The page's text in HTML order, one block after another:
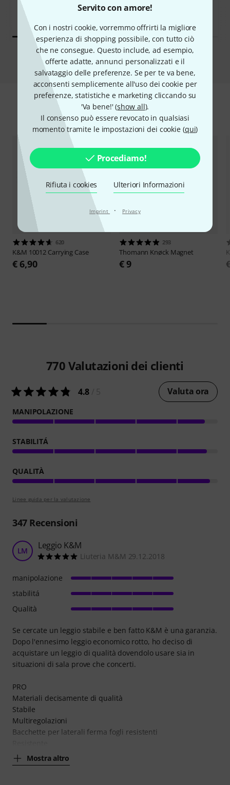
Servito con amore!
Con i nostri cookie, vorremmo offrirti la migliore
esperienza di shopping possibile, con tutto ciò
che ne consegue. Questo include, ad esempio,
offerte adatte, annunci personalizzati e il
salvataggio delle preferenze. Se per te va bene,
acconsenti semplicemente all'uso dei cookie per
preferenze, statistiche e marketing cliccando su
'Va bene!' (show all).
Il consenso può essere revocato in qualsiasi
momento tramite le impostazioni dei cookie (qui)
Procediamo!
Rifiuta i cookies Ulteriori Informazioni
Imprint · Privacy
Compara
Accessori e articoli coordinati
620
K&M 10012 Carrying Case
€ 6,90
293
Thomann Knøck Magnet
€ 9
770 Valutazioni dei clienti
4.8 Valuta ora
MANIPOLAZIONE
STABILITÁ
QUALITÀ
Linee guida per la valutazione
347Recensioni
LM Leggio K&M
Liuteria M&M 29.12.2018
Se cercate un leggio stabile e ben fatto K&M è una garanzia.
Dopo l'ennesimo leggio economico rotto, ho deciso di
acquistare un leggio di qualità dovendolo usare sia in
situazioni di sala prove che concerti.
PRO
Materiali decisamente di qualità
Stabile
Multiregolazioni
Bacchette per laterali ferma fogli resistenti
Mostra altro
manipolazione
stabilitá
Qualità